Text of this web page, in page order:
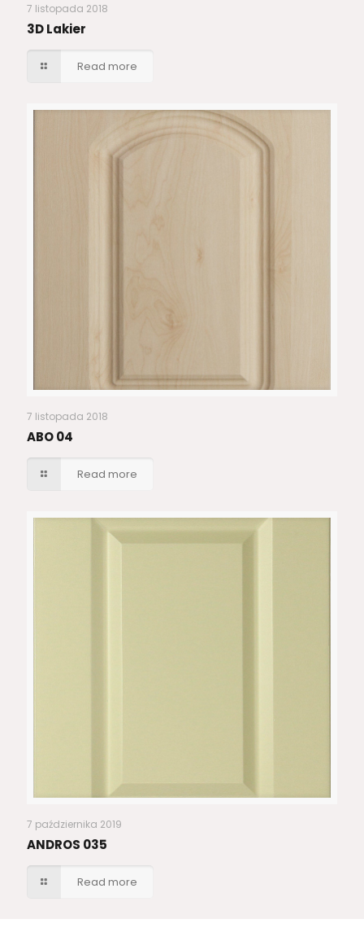
7 listopada 2018
3D Lakier
Read more
7 listopada 2018
ABO 04
Read more
7 października 2019
ANDROS 035
Read more